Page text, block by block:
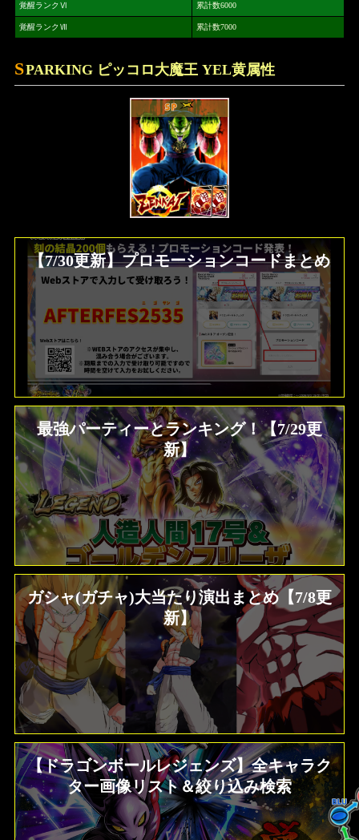
覚醒ランクⅥ 累計数6000
覚醒ランクⅦ 累計数7000
SPARKING ピッコロ大魔王 YEL黄属性
SP
【7/30更新】プロモーションコードまとめ
最強パーティーとランキング！【7/29更
新】
ガシャ(ガチャ)大当たり演出まとめ【7/8更
新】
【ドラゴンボールレジェンズ】全キャラク
ター画像リスト＆絞り込み検索